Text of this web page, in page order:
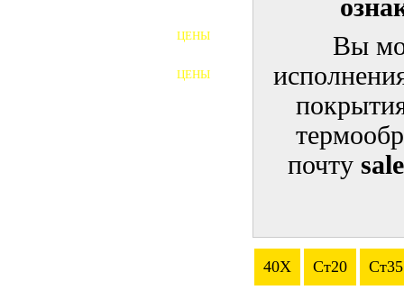
Вы
почту
40Х Ст20 Ст35
ЦЕНЫ
ЦЕНЫ